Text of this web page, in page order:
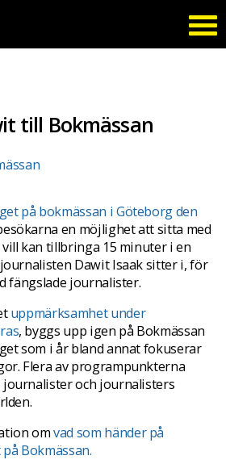
till Bokmässan
på bokmässan i Göteborg den
en möjlighet att sitta med
vill kan tillbringa 15 minuter i en
Dawit Isaak sitter i, för
fängslade journalister.
uppmärksamhet under
, byggs upp igen på Bokmässan
som i år bland annat fokuserar
Flera av programpunkterna
journalister och journalisters
omvad som händer på
Bokmässan.